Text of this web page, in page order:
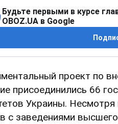
Будьте первыми в курсе
OBOZ.UA в Google
проект по
присоединились 66
Украины.
с заведениями